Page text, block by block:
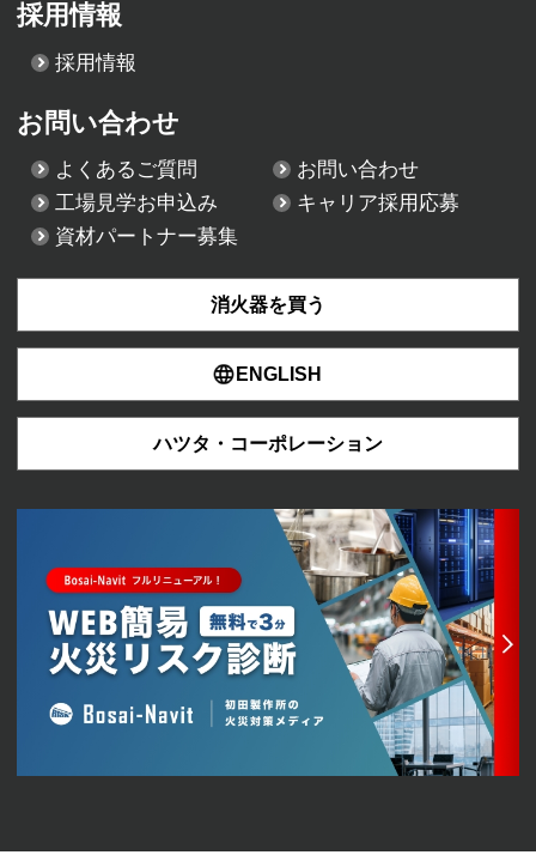
採用情報
採用情報
お問い合わせ
よくあるご質問
お問い合わせ
工場見学お申込み
キャリア採用応募
資材パートナー募集
消火器を買う
ENGLISH
ハツタ・コーポレーション